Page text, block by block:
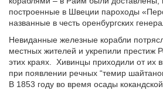
построенные в Швеции пароходы
названные в честь оренбургских
Невиданные железные корабли
местных жителей и укрепили престиж
этих краях. Хивинцы приходили от их
при появлении речных “темир
В 1853 году во время осады